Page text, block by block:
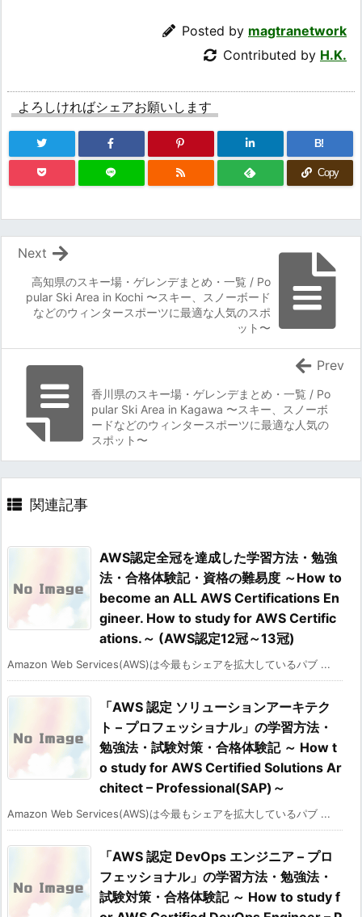
Posted by magtranetwork
Contributed by H.K.
よろしければシェアお願いします
B!
Copy
高知県のスキー場・ゲレンデまとめ・一覧 / Po
pular Ski Area in Kochi 〜スキー、スノーボード
などのウィンタースポーツに最適な人気のスポ
ット〜
Next
香川県のスキー場・ゲレンデまとめ・一覧 / Po
pular Ski Area in Kagawa 〜スキー、スノーボ
ードなどのウィンタースポーツに最適な人気の
スポット〜
Prev
関連記事
AWS認定全冠を達成した学習方法・勉強
法・合格体験記・資格の難易度 ～How to
become an ALL AWS Certifications En
gineer. How to study for AWS Certific
ations.～ (AWS認定12冠～13冠)
Amazon Web Services(AWS)は今最もシェアを拡大しているパブ ...
「AWS 認定 ソリューションアーキテク
ト – プロフェッショナル」の学習方法・
勉強法・試験対策・合格体験記 ～ How t
o study for AWS Certified Solutions Ar
chitect – Professional(SAP)～
Amazon Web Services(AWS)は今最もシェアを拡大しているパブ ...
「AWS 認定 DevOps エンジニア – プロ
フェッショナル」の学習方法・勉強法・
試験対策・合格体験記 ～ How to study f